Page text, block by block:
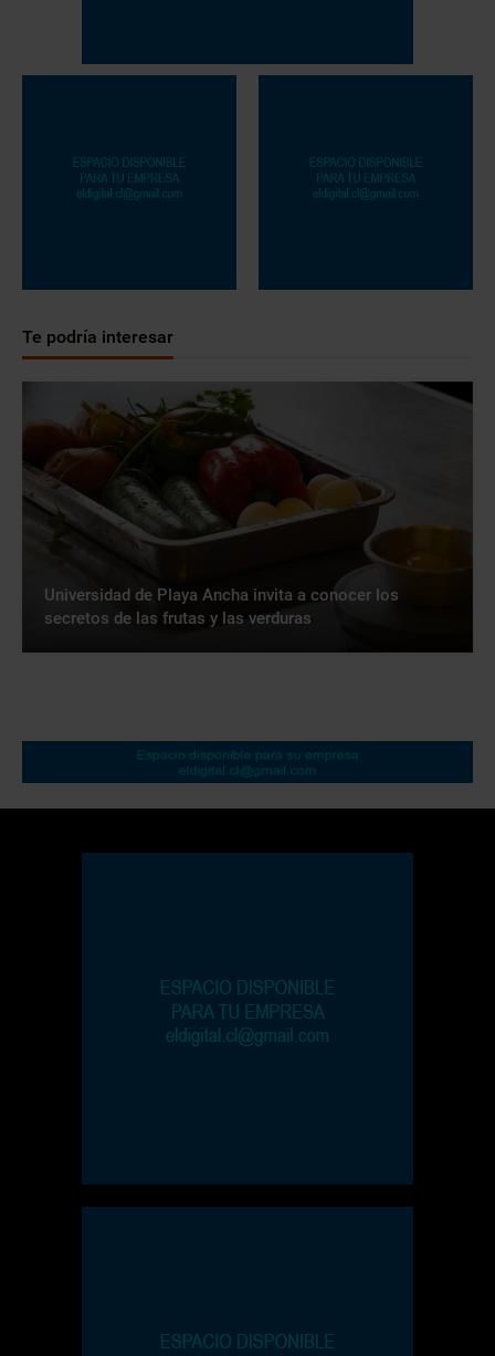
Te podría interesar
Universidad de Playa Ancha invita a conocer los
secretos de las frutas y las verduras